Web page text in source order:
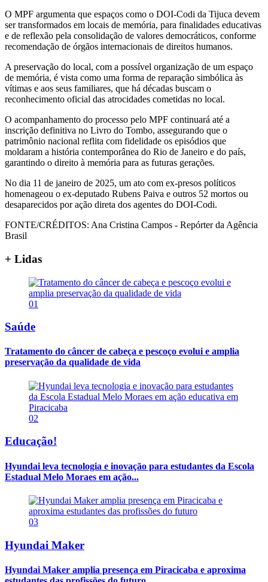
O MPF argumenta que espaços como o DOI-Codi da Tijuca devem
ser transformados em locais de memória, para finalidades educativas
e de reflexão pela consolidação de valores democráticos, conforme
recomendação de órgãos internacionais de direitos humanos.
A preservação do local, com a possível organização de um espaço
de memória, é vista como uma forma de reparação simbólica às
vítimas e aos seus familiares, que há décadas buscam o
reconhecimento oficial das atrocidades cometidas no local.
O acompanhamento do processo pelo MPF continuará até a
inscrição definitiva no Livro do Tombo, assegurando que o
patrimônio nacional reflita com fidelidade os episódios que
moldaram a história contemporânea do Rio de Janeiro e do país,
garantindo o direito à memória para as futuras gerações.
No dia 11 de janeiro de 2025, um ato com ex-presos políticos
homenageou o ex-deputado Rubens Paiva e outros 52 mortos ou
desaparecidos por ação direta dos agentes do DOI-Codi.
FONTE/CRÉDITOS: Ana Cristina Campos - Repórter da Agência
Brasil
+ Lidas
01
Saúde
Tratamento do câncer de cabeça e pescoço evolui e amplia
preservação da qualidade de vida
02
Educação!
Hyundai leva tecnologia e inovação para estudantes da Escola
Estadual Melo Moraes em ação...
03
Hyundai Maker
Hyundai Maker amplia presença em Piracicaba e aproxima